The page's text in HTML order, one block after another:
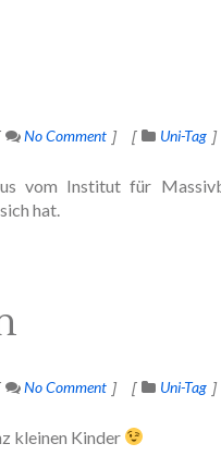
No Comment Uni-Tag
vom Institut für
hat.
No Comment Uni-Tag
kleinen Kinder